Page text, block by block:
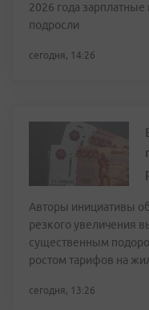
2026 года
подросли
сегодня, 14:26
Авторы инициативы
резкого увеличения
существенным
ростом тарифов на
сегодня, 13:26